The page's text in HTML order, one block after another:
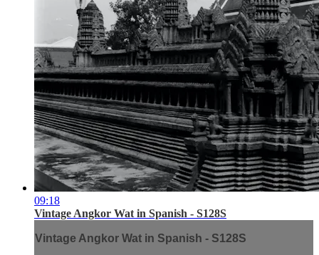
09:18
Vintage Angkor Wat in Spanish - S128S
Vintage Angkor Wat in Spanish - S128S